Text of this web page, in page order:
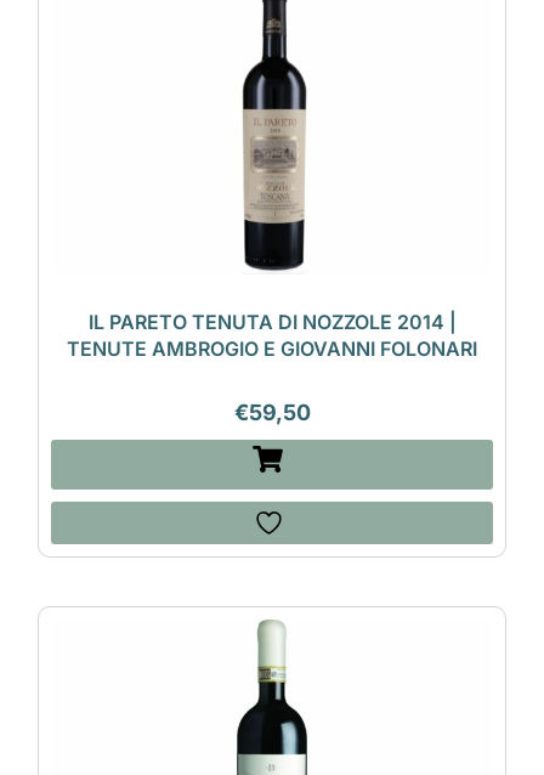
IL PARETO TENUTA DI NOZZOLE 2014 |
TENUTE AMBROGIO E GIOVANNI FOLONARI
€59,50